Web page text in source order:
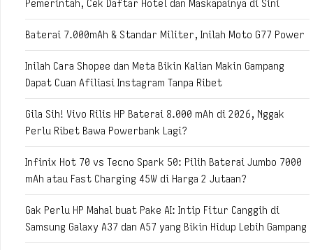
Pemerintah, Cek Daftar Hotel dan Maskapainya di Sini
Baterai 7.000mAh & Standar Militer, Inilah Moto G77 Power
Inilah Cara Shopee dan Meta Bikin Kalian Makin Gampang
Dapat Cuan Afiliasi Instagram Tanpa Ribet
Gila Sih! Vivo Rilis HP Baterai 8.000 mAh di 2026, Nggak
Perlu Ribet Bawa Powerbank Lagi?
Infinix Hot 70 vs Tecno Spark 50: Pilih Baterai Jumbo 7000
mAh atau Fast Charging 45W di Harga 2 Jutaan?
Gak Perlu HP Mahal buat Pake AI: Intip Fitur Canggih di
Samsung Galaxy A37 dan A57 yang Bikin Hidup Lebih Gampang